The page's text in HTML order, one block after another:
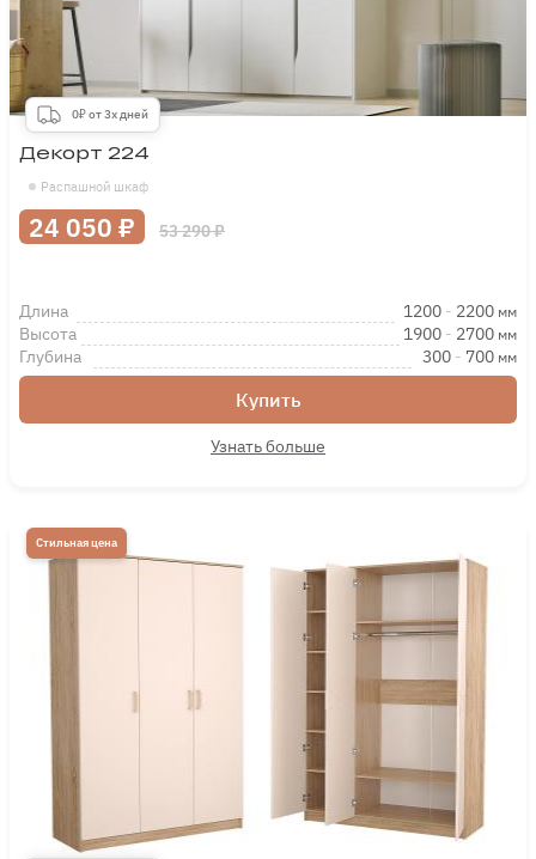
0₽ от 3х дней
Распашной шкаф
Декорт 224
24 050 ₽ 53 290 ₽
Длина 1200 - 2200 мм
Высота 1900 - 2700 мм
Глубина 300 - 700 мм
Купить
Узнать больше
Стильная цена